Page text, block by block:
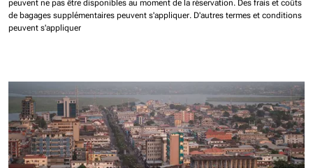
peuvent ne pas être disponibles au moment de la réservation. Des frais et coûts
de bagages supplémentaires peuvent s'appliquer. D'autres termes et conditions
peuvent s'appliquer